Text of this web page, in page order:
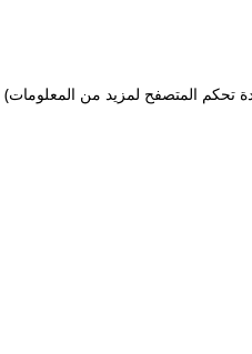
تحكم المتصفح لمزيد من المعلومات)